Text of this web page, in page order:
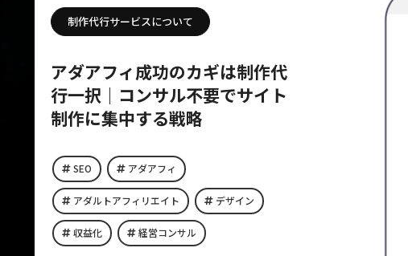
制作代行サービスについて
アダアフィ成功のカギは制作代
行一択｜コンサル不要でサイト
制作に集中する戦略
SEO アダアフィ
アダルトアフィリエイト デザイン
収益化 経営コンサル